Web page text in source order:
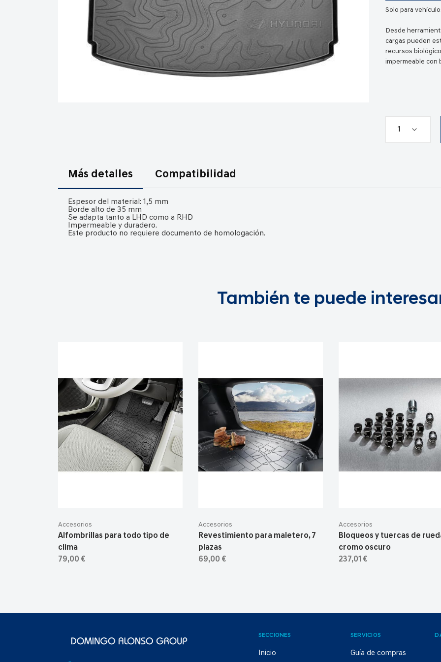
Solo para
Desde
cargas pueden
recursos
impermeable con
galería
de
imágenes
Más detalles Compatibilidad
Espesor del material: 1,5 mm
Borde alto de 35 mm
Se adapta tanto a LHD como a RHD
Impermeable y duradero.
Este producto no requiere documento de homologación.
También te puede
Accesorios
Alfombrillas para todo tipo de
clima
79,00 €
Accesorios
Revestimiento para maletero, 7
plazas
69,00 €
Accesorios
Bloqueos y tuercas de
cromo oscuro
237,01 €
SECCIONES
Inicio
SERVICIOS
Guía de compras